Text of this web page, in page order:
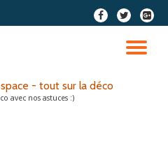
fa-
facebook
fa-
twitter
fa-
plus-
- tout sur la déco
avec nos astuces :)